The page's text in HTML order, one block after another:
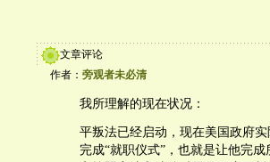
文章评论
作者： 旁观者未必清
我所理解的现在状况：
平叛法已经启动，现在美国政府
完成“就职仪式”，也就是让他完